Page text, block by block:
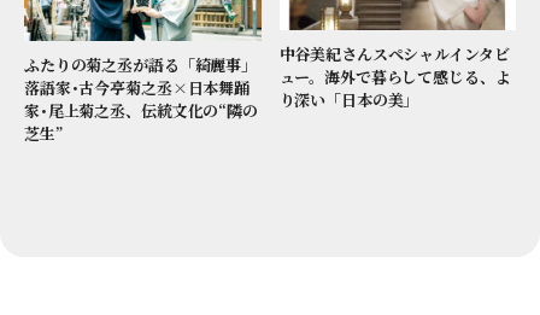
ふたりの菊之丞が語る「綺麗事」
落語家･古今亭菊之丞×日本舞踊
家･尾上菊之丞、伝統文化の“隣の
芝生”
中谷美紀さんスペシャルインタビ
ュー。海外で暮らして感じる、よ
り深い「日本の美」